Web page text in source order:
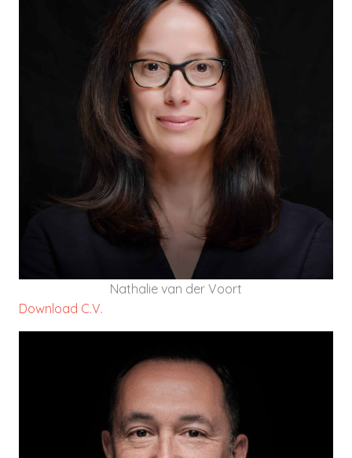
Nathalie van der Voort heeft ruim 20 jaar
ervaring als projectleider, procesmanager,
leidinggevende en adviseur gericht op strategie,
innovatie en transities in de zorg- en profit
sector.
DOWNLOAD C.V.
Nathalie van der Voort
Download C.V.